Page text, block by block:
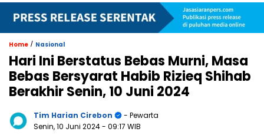
Home / Nasional
Hari Ini Berstatus Bebas Murni, Masa
Bebas Bersyarat Habib Rizieq Shihab
Berakhir Senin, 10 Juni 2024
Tim Harian Cirebon
- Pewarta
Senin, 10 Juni 2024- 09:17 WIB